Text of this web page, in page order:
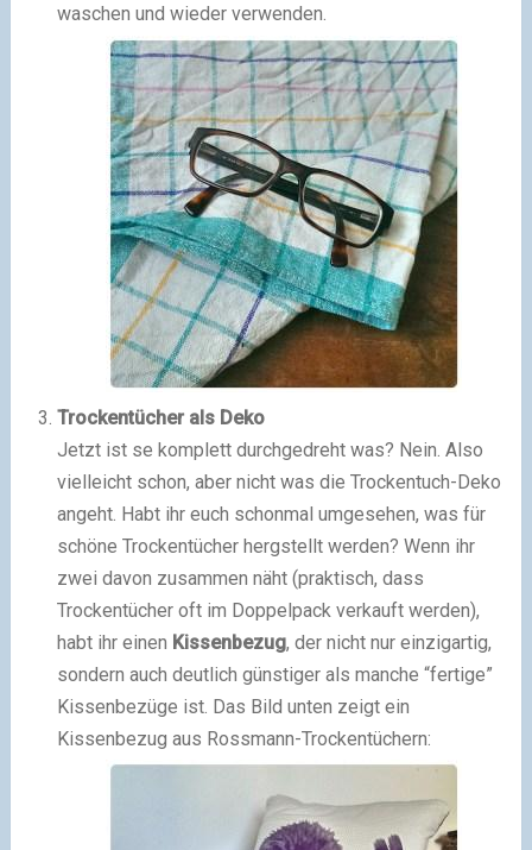
waschen und wieder verwenden.
Trockentücher als Deko
Jetzt ist se komplett durchgedreht was? Nein. Also
vielleicht schon, aber nicht was die Trockentuch-Deko
angeht. Habt ihr euch schonmal umgesehen, was für
schöne Trockentücher hergstellt werden? Wenn ihr
zwei davon zusammen näht (praktisch, dass
Trockentücher oft im Doppelpack verkauft werden),
habt ihr einen Kissenbezug, der nicht nur einzigartig,
sondern auch deutlich günstiger als manche “fertige”
Kissenbezüge ist. Das Bild unten zeigt ein
Kissenbezug aus Rossmann-Trockentüchern: